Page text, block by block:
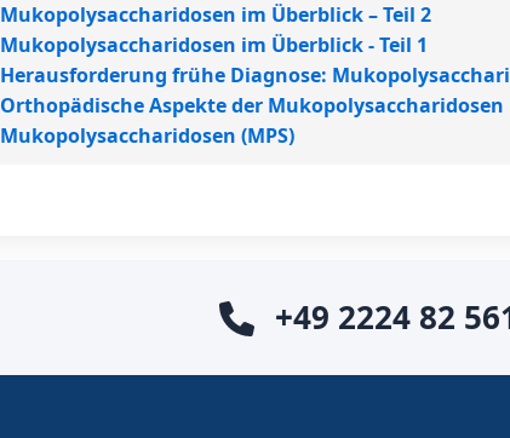
Mukopolysaccharidosen im Überblick – Teil 2
Mukopolysaccharidosen im Überblick - Teil 1
Herausforderung frühe Diagnose:
Orthopädische Aspekte der Mukopolysaccharidosen
Mukopolysaccharidosen (MPS)
+49 2224 82